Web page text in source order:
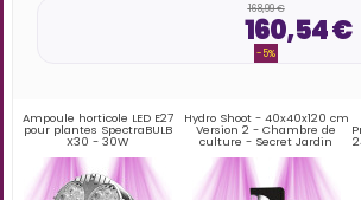
160,54 €
-5%
168,99 €
Ampoule horticole LED E27
pour plantes SpectraBULB
X30 - 30W
Hydro Shoot - 40x40x120 cm
Version 2 - Chambre de
culture - Secret Jardin